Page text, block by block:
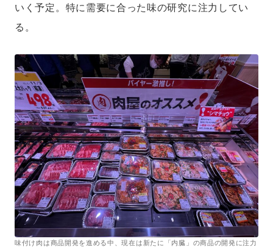
いく予定。特に需要に合った味の研究に注力してい
る。
味付け肉は商品開発を進める中、現在は新たに「内臓」の商品の開発に注力